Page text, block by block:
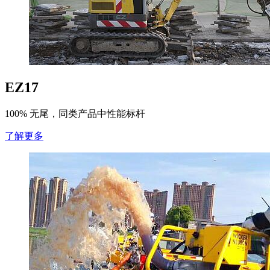
EZ17
100% 无尾，同类产品中性能标杆
了解更多